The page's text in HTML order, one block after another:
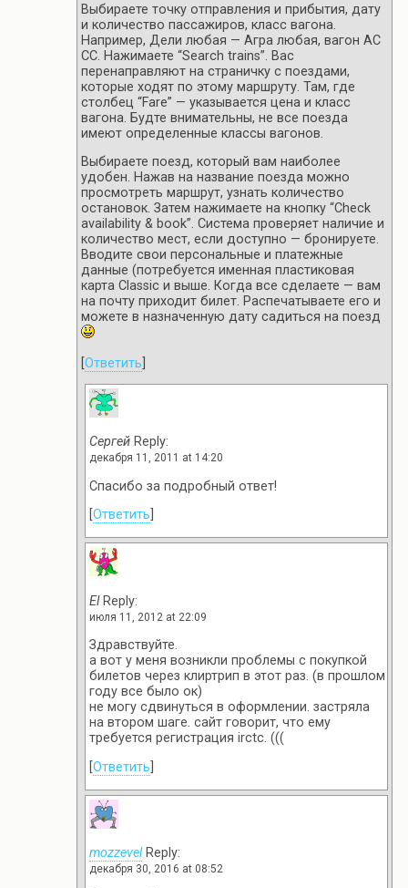
Выбираете точку отправления и прибытия, дату
и количество пассажиров, класс вагона.
Например, Дели любая — Агра любая, вагон AC
CC. Нажимаете “Search trains”. Вас
перенаправляют на страничку с поездами,
которые ходят по этому маршруту. Там, где
столбец “Fare” — указывается цена и класс
вагона. Будте внимательны, не все поезда
имеют определенные классы вагонов.
Выбираете поезд, который вам наиболее
удобен. Нажав на название поезда можно
просмотреть маршрут, узнать количество
остановок. Затем нажимаете на кнопку “Check
availability & book”. Система проверяет наличие и
количество мест, если доступно — бронируете.
Вводите свои персональные и платежные
данные (потребуется именная пластиковая
карта Classic и выше. Когда все сделаете — вам
на почту приходит билет. Распечатываете его и
можете в назначенную дату садиться на поезд
Ответить
Сергей Reply:
декабря 11, 2011 at 14:20
Спасибо за подробный ответ!
Ответить
ElReply:
июля 11, 2012 at 22:09
Здравствуйте.
а вот у меня возникли проблемы с покупкой
билетов через клиртрип в этот раз. (в прошлом
году все было ок)
не могу сдвинуться в оформлении. застряла
на втором шаге. сайт говорит, что ему
требуется регистрация irctc. (((
Ответить
mozzevelReply:
декабря 30, 2016 at 08:52